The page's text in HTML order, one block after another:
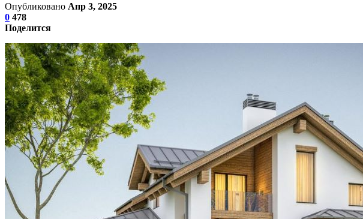
Опубликовано Апр 3, 2025
0 478
Поделится